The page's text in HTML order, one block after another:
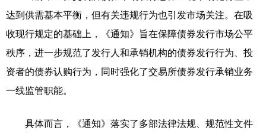
达到供需基本平衡，但有关违规行为也引发市场关注。在吸
收现行规定的基础上，《通知》旨在保障债券发行市场公平
秩序，进一步规范了发行人和承销机构的债券发行行为、投
资者的债券认购行为，同时强化了交易所债券发行承销业务
一线监管职能。
具体而言，《通知》落实了多部法律法规、规范性文件